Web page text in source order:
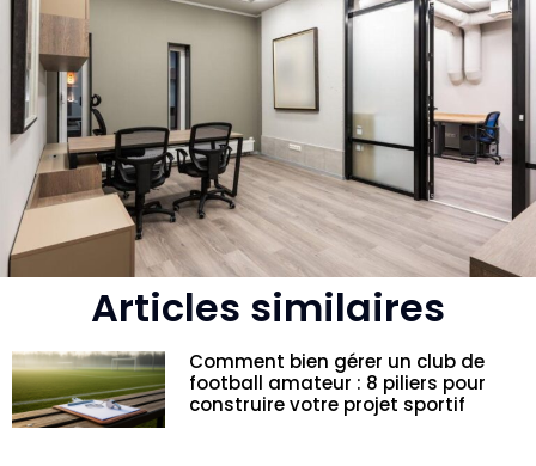
Articles similaires
Comment bien gérer un club de
football amateur : 8 piliers pour
construire votre projet sportif